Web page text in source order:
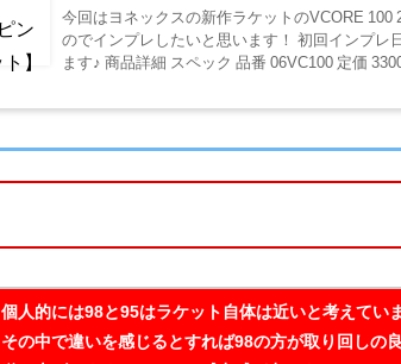
今回はヨネックスの新作ラケットのVCORE 100
のでインプレしたいと思います！ 初回インプレ
ます♪ 商品詳細 スペック 品番 06VC100 定価 33000円＋税 商品名 Vコア100/
個人的には98と95はラケット自体は近いと考えていま
その中で違いを感じるとすれば98の方が取り回しの